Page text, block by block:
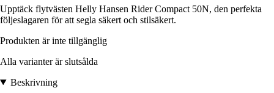
Upptäck flytvästen Helly Hansen Rider Compact 50N, den perfekta
följeslagaren för att segla säkert och stilsäkert.
Produkten är inte tillgänglig
Alla varianter är slutsålda
Beskrivning